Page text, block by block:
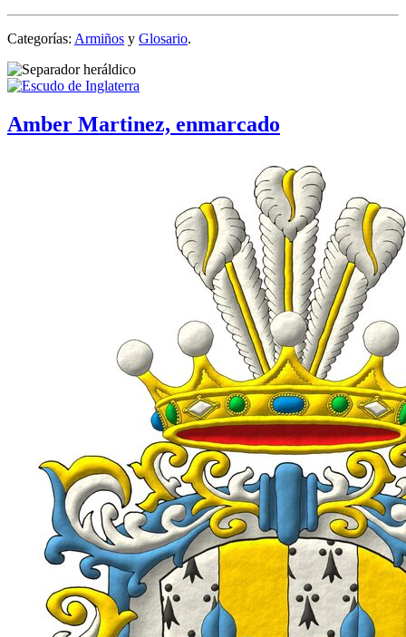
Categorías: Armiños y Glosario.
Amber Martinez, enmarcado